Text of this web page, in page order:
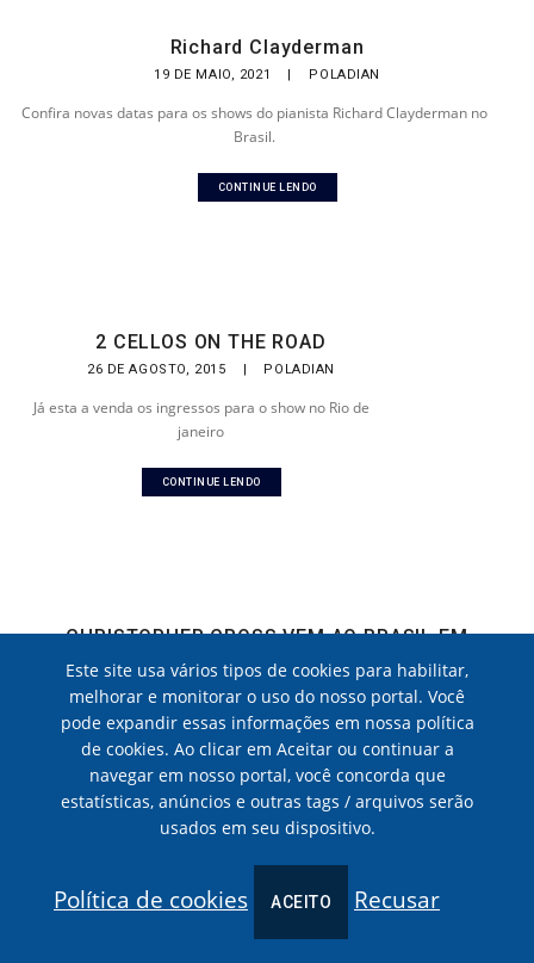
Richard Clayderman
19 DE MAIO, 2021 | POLADIAN
Confira novas datas para os shows do pianista Richard Clayderman no
Brasil.
CONTINUE LENDO
2 CELLOS ON THE ROAD
26 DE AGOSTO, 2015 | POLADIAN
Já esta a venda os ingressos para o show no Rio de
janeiro
CONTINUE LENDO
CHRISTOPHER CROSS VEM AO BRASIL EM
OUTUBRO
23 DE AGOSTO, 2016| POLADIAN
O cantor e compositor Christopher Cross vem ao Brasil em outubro
para uma noite de sucessos, cantando seus grandes sucessos, Sailing,
Arthur
CONTINUE LENDO
Este site usa vários tipos de cookies para habilitar,
melhorar e monitorar o uso do nosso portal. Você
pode expandir essas informações em nossa política
de cookies. Ao clicar em Aceitar ou continuar a
navegar em nosso portal, você concorda que
estatísticas, anúncios e outras tags / arquivos serão
usados em seu dispositivo.
Política de cookies ACEITO Recusar